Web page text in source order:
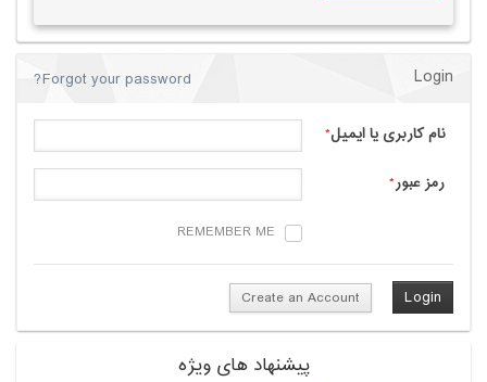
Login
Forgot your password?
نام کاربری یا ایمیل*
رمز عبور*
REMEMBER ME
Create an Account
پیشنهاد های ویژه